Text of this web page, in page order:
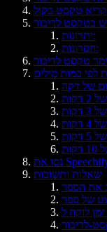
בטקסט לדיבור
יתרונות:
חסרונות:
לפי כמות מילים
של דקה
שאלות ותשובות